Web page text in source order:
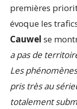
premières
évoque les
Cauwel se
a pas de
Les
pris très au
totalement